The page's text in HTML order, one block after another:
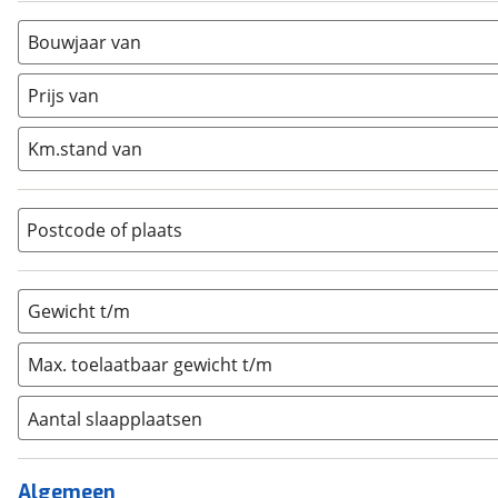
Busmodel
Caravan (0)
Half-integraal
Integraal (0)
Opzetunit (0
Vouwwagen (0)
Bouwjaar van
Prijs van
Km.stand van
Postcode of plaats
Gewicht t/m
Max. toelaatbaar gewicht t/m
Aantal slaapplaatsen
1 (0)
2 (0)
Algemeen